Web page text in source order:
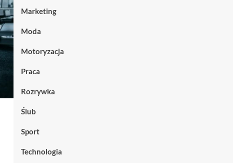
Marketing
Moda
Motoryzacja
Praca
Rozrywka
Ślub
Sport
Technologia